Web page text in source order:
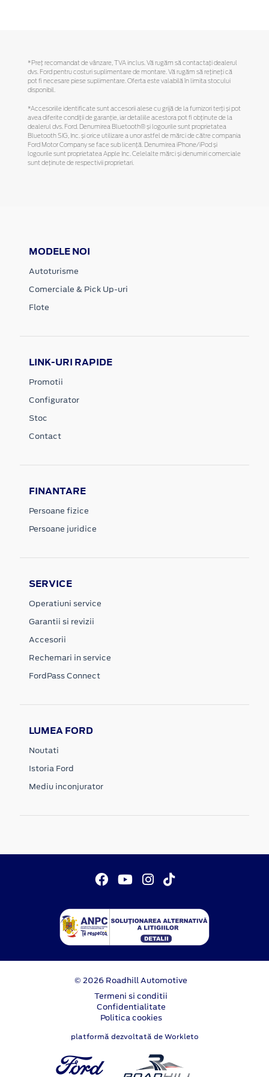
*Preţ recomandat de vânzare, TVA inclus. Vă rugăm să contactaţi dealerul
dvs. Ford pentru costuri suplimentare de montare. Vă rugăm să reţineţi că
pot fi necesare piese suplimentare. Oferta este valabilă în limita stocului
disponibil.
*Accesoriile identificate sunt accesorii alese cu grijă de la furnizori terți și pot
avea diferite condiții de garanție, iar detaliile acestora pot fi obținute de la
dealerul dvs. Ford. Denumirea Bluetooth® și logourile sunt proprietatea
Bluetooth SIG, Inc. și orice utilizare a unor astfel de mărci de către compania
Ford Motor Company se face sub licență. Denumirea iPhone/iPod și
logourile sunt proprietatea Apple Inc. Celelalte mărci și denumiri comerciale
sunt deținute de respectivii proprietari.
MODELE NOI
Autoturisme
Comerciale & Pick Up-uri
Flote
LINK-URI RAPIDE
Promotii
Configurator
Stoc
Contact
FINANTARE
Persoane fizice
Persoane juridice
SERVICE
Operatiuni service
Garantii si revizii
Accesorii
Rechemari in service
FordPass Connect
LUMEA FORD
Noutati
Istoria Ford
Mediu inconjurator
© 2026 Roadhill Automotive
Termeni si conditii
Confidentialitate
Politica cookies
platformă dezvoltată de Workleto